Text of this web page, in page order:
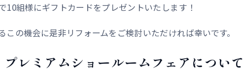
10組様にギフトカードをプレゼントいたします！
この機会に是非リフォームをご検討いただければ幸いです。
レミアムショールームフェアについて